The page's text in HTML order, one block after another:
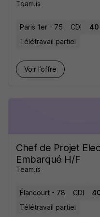
Team.is
Paris 1er - 75 CDI
40
Télétravail partiel
Voir l’offre
Chef de Projet
Embarqué H/F
Team.is
Élancourt - 78 CDI
Télétravail partiel